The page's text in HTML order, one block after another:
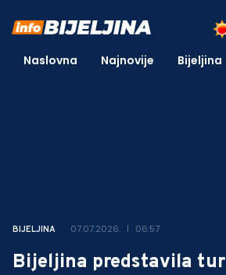
Naslovna Najnovije Bijeljina
BIJELJINA 07.07.2026. 06:57
Bijeljina predstavila